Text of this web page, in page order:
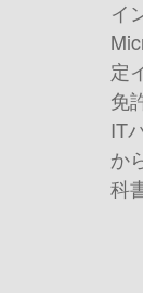
イ
定
免
IT
か
科